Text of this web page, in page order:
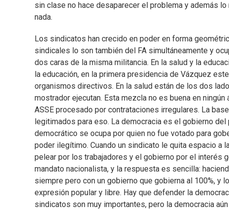
sin clase no hace desaparecer el problema y además
nada.
Los sindicatos han crecido en poder en forma
sindicales lo son también del FA simultáneamente y
dos caras de la misma militancia. En la salud y la
la educación, en la primera presidencia de Vázquez
organismos directivos. En la salud están de los dos
mostrador ejecutan. Esta mezcla no es buena en
ASSE procesado por contrataciones irregulares. La
legitimados para eso. La democracia es el gobierno
democrático se ocupa por quien no fue votado para
poder ilegítimo. Cuando un sindicato le quita espacio a
pelear por los trabajadores y el gobierno por el interés
mandato nacionalista, y la respuesta es sencilla:
siempre pero con un gobierno que gobierna al 100%, y
expresión popular y libre. Hay que defender la
sindicatos son muy importantes, pero la democracia aún